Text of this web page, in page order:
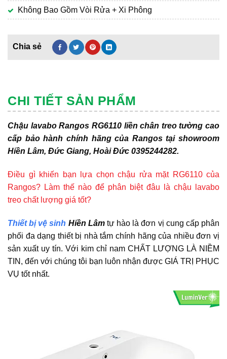
Không Bao Gồm Vòi Rửa + Xi Phông
CHI TIẾT SẢN PHẨM
Chậu lavabo Rangos RG6110 liền chân treo tường cao
cấp bảo hành chính hãng của Rangos tại showroom
Hiền Lâm, Đức Giang, Hoài Đức 0395244282.
Điều gì khiến bạn lựa chọn chậu rửa mặt RG6110 của
Rangos? Làm thế nào để phân biệt đâu là chậu lavabo
treo chất lượng giá tốt?
Thiết bị vệ sinh Hiền Lâmtự hào là đơn vị cung cấp phân
phối đa dạng thiết bị nhà tắm chính hãng của nhiều đơn vị
sản xuất uy tín. Với kim chỉ nam CHẤT LƯỢNG LÀ NIỀM
TIN, đến với chúng tôi bạn luôn nhận được GIÁ TRỊ PHỤC
VỤ tốt nhất.